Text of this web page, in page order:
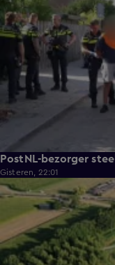
PostNL-bezorger
Gisteren, 22:01
0:33